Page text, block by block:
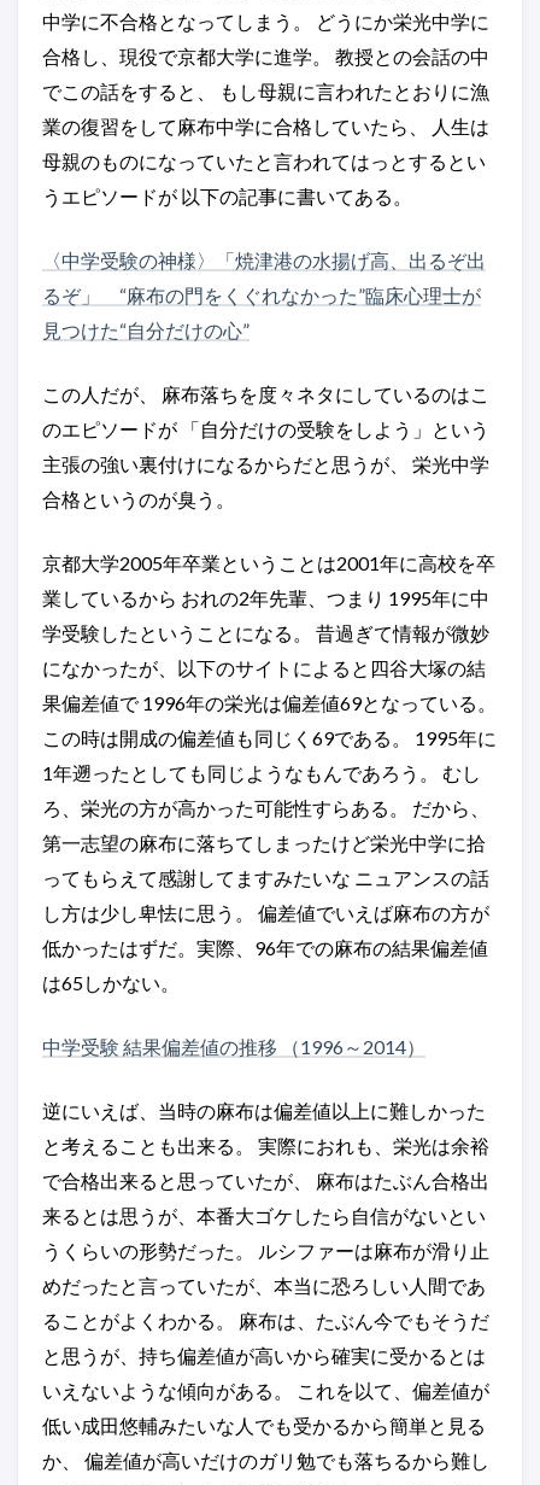
中学に不合格となってしまう。 どうにか栄光中学に
合格し、現役で京都大学に進学。 教授との会話の中
でこの話をすると、 もし母親に言われたとおりに漁
業の復習をして麻布中学に合格していたら、 人生は
母親のものになっていたと言われてはっとするとい
うエピソードが 以下の記事に書いてある。
〈中学受験の神様〉「焼津港の水揚げ高、出るぞ出
るぞ」 “麻布の門をくぐれなかった”臨床心理士が
見つけた“自分だけの心”
この人だが、 麻布落ちを度々ネタにしているのはこ
のエピソードが 「自分だけの受験をしよう」という
主張の強い裏付けになるからだと思うが、 栄光中学
合格というのが臭う。
京都大学2005年卒業ということは2001年に高校を卒
業しているから おれの2年先輩、つまり 1995年に中
学受験したということになる。 昔過ぎて情報が微妙
になかったが、以下のサイトによると四谷大塚の結
果偏差値で 1996年の栄光は偏差値69となっている。
この時は開成の偏差値も同じく69である。 1995年に
1年遡ったとしても同じようなもんであろう。 むし
ろ、栄光の方が高かった可能性すらある。 だから、
第一志望の麻布に落ちてしまったけど栄光中学に拾
ってもらえて感謝してますみたいな ニュアンスの話
し方は少し卑怯に思う。 偏差値でいえば麻布の方が
低かったはずだ。実際、96年での麻布の結果偏差値
は65しかない。
中学受験 結果偏差値の推移 （1996～2014）
逆にいえば、当時の麻布は偏差値以上に難しかった
と考えることも出来る。 実際におれも、栄光は余裕
で合格出来ると思っていたが、 麻布はたぶん合格出
来るとは思うが、本番大ゴケしたら自信がないとい
うくらいの形勢だった。 ルシファーは麻布が滑り止
めだったと言っていたが、本当に恐ろしい人間であ
ることがよくわかる。 麻布は、たぶん今でもそうだ
と思うが、持ち偏差値が高いから確実に受かるとは
いえないような傾向がある。 これを以て、偏差値が
低い成田悠輔みたいな人でも受かるから簡単と見る
か、 偏差値が高いだけのガリ勉でも落ちるから難し